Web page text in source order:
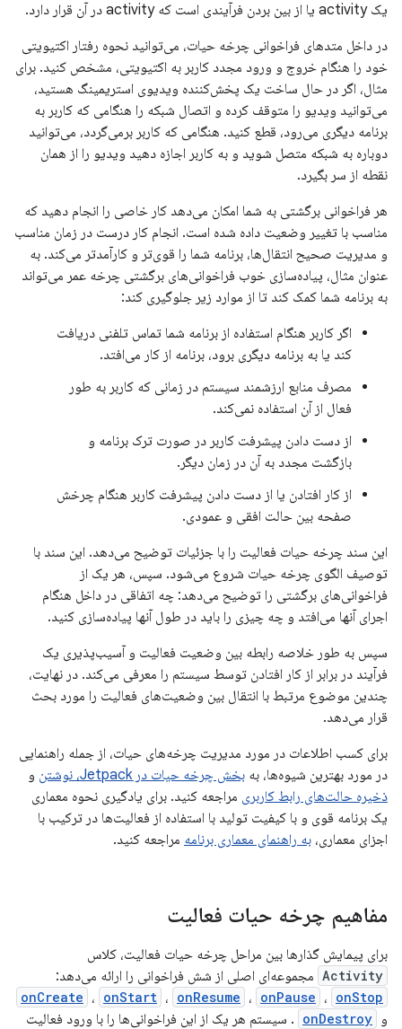
یک activity یا از بین بردن فرآیندی است که activity در آن قرار دارد.
در داخل متدهای فراخوانی چرخه حیات، می‌توانید نحوه رفتار اکتیویتی
خود را هنگام خروج و ورود مجدد کاربر به اکتیویتی، مشخص کنید. برای
مثال، اگر در حال ساخت یک پخش‌کننده ویدیوی استریمینگ هستید،
می‌توانید ویدیو را متوقف کرده و اتصال شبکه را هنگامی که کاربر به
برنامه دیگری می‌رود، قطع کنید. هنگامی که کاربر برمی‌گردد، می‌توانید
دوباره به شبکه متصل شوید و به کاربر اجازه دهید ویدیو را از همان
نقطه از سر بگیرد.
هر فراخوانی برگشتی به شما امکان می‌دهد کار خاصی را انجام دهید که
مناسب با تغییر وضعیت داده شده است. انجام کار درست در زمان مناسب
و مدیریت صحیح انتقال‌ها، برنامه شما را قوی‌تر و کارآمدتر می‌کند. به
عنوان مثال، پیاده‌سازی خوب فراخوانی‌های برگشتی چرخه عمر می‌تواند
به برنامه شما کمک کند تا از موارد زیر جلوگیری کند:
اگر کاربر هنگام استفاده از برنامه شما تماس تلفنی دریافت
کند یا به برنامه دیگری برود، برنامه از کار می‌افتد.
مصرف منابع ارزشمند سیستم در زمانی که کاربر به طور
فعال از آن استفاده نمی‌کند.
از دست دادن پیشرفت کاربر در صورت ترک برنامه و
بازگشت مجدد به آن در زمان دیگر.
از کار افتادن یا از دست دادن پیشرفت کاربر هنگام چرخش
صفحه بین حالت افقی و عمودی.
این سند چرخه حیات فعالیت را با جزئیات توضیح می‌دهد. این سند با
توصیف الگوی چرخه حیات شروع می‌شود. سپس، هر یک از
فراخوانی‌های برگشتی را توضیح می‌دهد: چه اتفاقی در داخل هنگام
اجرای آنها می‌افتد و چه چیزی را باید در طول آنها پیاده‌سازی کنید.
سپس به طور خلاصه رابطه بین وضعیت فعالیت و آسیب‌پذیری یک
فرآیند در برابر از کار افتادن توسط سیستم را معرفی می‌کند. در نهایت،
چندین موضوع مرتبط با انتقال بین وضعیت‌های فعالیت را مورد بحث
قرار می‌دهد.
برای کسب اطلاعات در مورد مدیریت چرخه‌های حیات، از جمله راهنمایی
در مورد بهترین شیوه‌ها، به بخش چرخه حیات در Jetpack، نوشتن
و
ذخیره حالت‌های رابط کاربری مراجعه کنید. برای یادگیری نحوه معماری
یک برنامه قوی و با کیفیت تولید با استفاده از فعالیت‌ها در ترکیب با
اجزای معماری، به راهنمای معماری برنامه مراجعه کنید.
مفاهیم چرخه حیات فعالیت
برای پیمایش گذارها بین مراحل چرخه حیات فعالیت، کلاس
Activity مجموعه‌ای اصلی از شش فراخوانی را ارائه می‌دهد:
onCreate ، onStart ، onResume ، onPause ، onStop
و onDestroy . سیستم هر یک از این فراخوانی‌ها را با ورود فعالیت